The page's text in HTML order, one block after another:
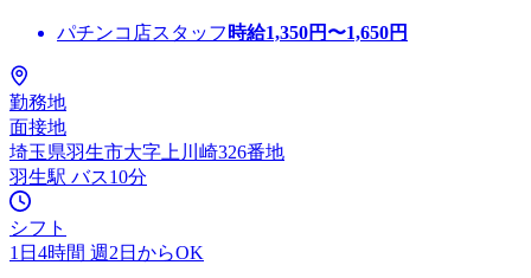
パチンコ店スタッフ 時給1,350円〜1,650円
勤務地
面接地
埼玉県羽生市大字上川崎326番地
羽生駅 バス10分
シフト
1日4時間 週2日からOK